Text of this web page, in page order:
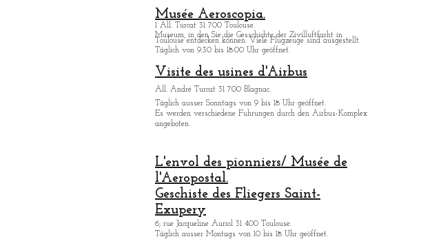
Musée Aeroscopia.
1 All. Turcat 31 700 Toulouse.
Museum, in den Sie die Gesschichte der Zivilluftfarht in
Toulouse entdecken können. Viele Flugzeuge sind ausgestellt.
Täglich von 9:30 bis 18:00 Uhr geöffnet.
Visite des usines d'Airbus
All. André Turcat 31 700 Blagnac.
Täglich ausser Sonntags von 9 bis 18 Uhr geöffnet.
Es werden verschiedene Fuhrungen durch den Airbus-Komplex
angeboten.
L'envol des pionniers/ Musée de
l'Aeropostal.
Geschiste des Fliegers Saint-
Exupery
6, rue Jacqueline Auriol 31 400 Toulouse.
Täglich ausser Montags von 10 bis 18 Uhr geöffnet.